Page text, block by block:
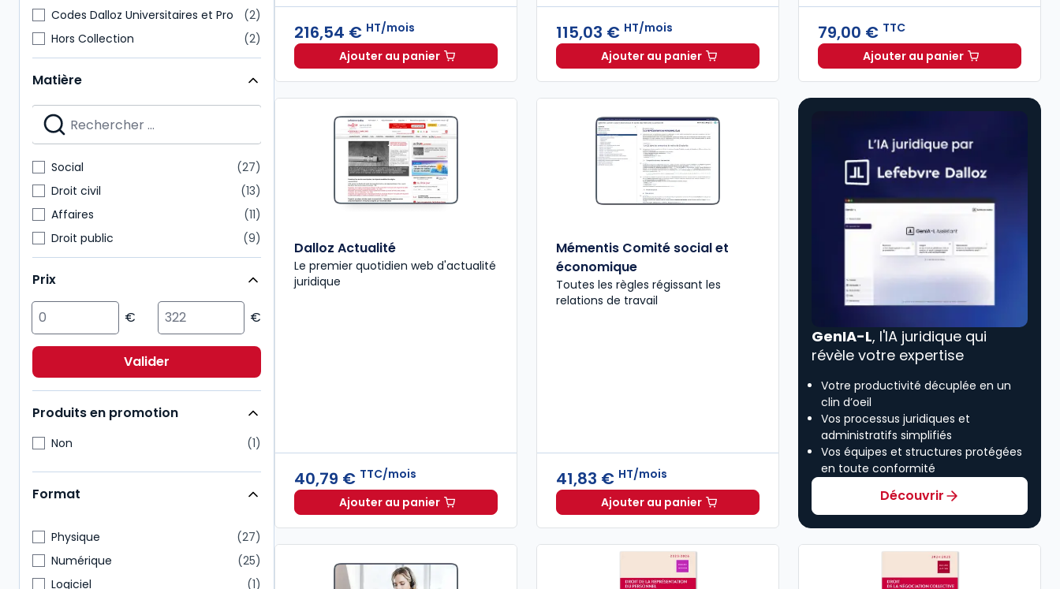
Codes Dalloz Universitaires et Pro
2
Hors Collection
2
HyperCours
2
Revues d'actualité
2
À savoir
2
Codes Dalloz Expert
Matière
Social
27
Droit civil
13
Affaires
11
Droit public
9
Multimatières
7
Action sociale
6
5
ESG/Compliance
Environnement
Immobilier
4
Prix
Valider
Produits en promotion
Non 1
Format
Physique
27
Numérique
25
Logiciel
1
216,54 € HT/mois
Ajouter au panierGuide CSE à 216,54 € HT/mois
115,03 € HT/mois
Ajouter au panieractuEL CSE à 115,03 € HT/mois
79,00 € TTC
Ajouter au panierCode du travail 2026,
Dalloz Actualité
Le premier quotidien web d'actualité
juridique
40,79 € TTC/mois
Ajouter au panierDalloz Actualité à 40,79 € TTC/mois
Mémentis Comité social et
économique
Toutes les règles régissant les
relations de travail
41,83 € HT/mois
Ajouter au panierMémentis Comité social et économique à 41,83 €
GenIA-L, l'IA juridique qui
révèle votre expertise
Votre productivité décuplée en un
clin d’oeil
Vos processus juridiques et
administratifs simplifiés
Vos équipes et structures protégées
en toute conformité
Découvrir